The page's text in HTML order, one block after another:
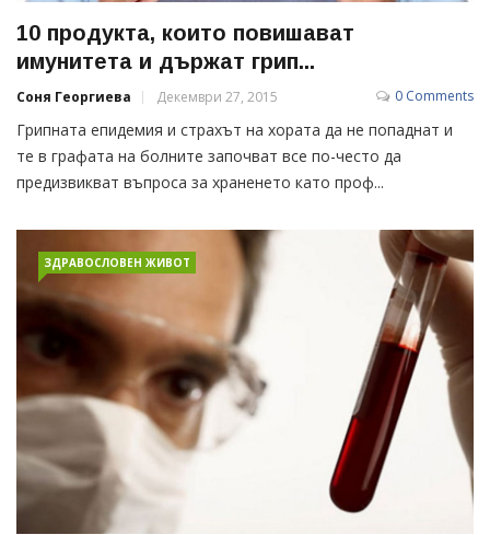
10 продукта, които повишават
имунитета и държат грип...
Соня Георгиева Декември 27, 2015 0 Comments
Грипната епидемия и страхът на хората да не попаднат и
те в графата на болните започват все по-често да
предизвикват въпроса за храненето като проф...
ЗДРАВОСЛОВЕН ЖИВОТ